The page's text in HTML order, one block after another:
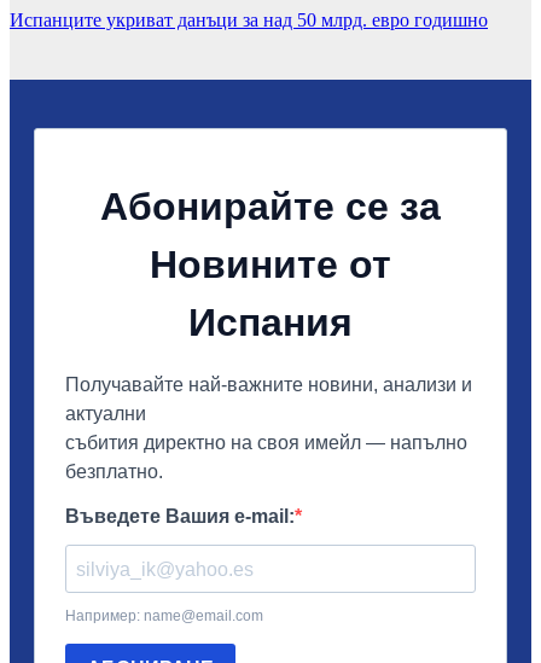
Испанците укриват данъци за над 50 млрд. евро годишно